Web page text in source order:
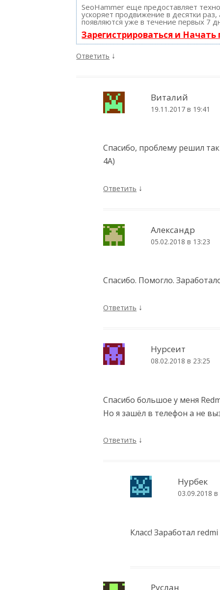
SeoHammer еще предоставляет
ускоряет продвижение в десятки
появляются уже в течение первых 7
Зарегистрироваться и
Ответить ↓
Виталий
19.11.2017 в 19:41
Спасибо, проблему решил
4A)
Ответить ↓
Александр
05.02.2018 в 13:23
Спасибо. Помогло.
Ответить ↓
Нурсеит
08.02.2018 в 23:25
Спасибо большое у меня
Но я зашёл в телефон а не
Ответить ↓
Нурбек
03.09.2018 в
Класс! Заработал
Руслан